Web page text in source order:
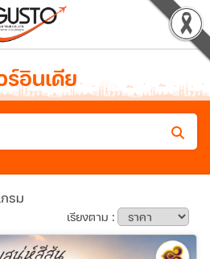
ร์อินเดีย
รม
เรียงตาม :